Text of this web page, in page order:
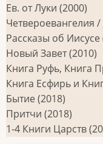
Ев. от Луки (2000)
Четвероевангелия
Рассказы об Иисусе
Новый Завет (2010)
Книга Руфь, Книга
Книга Есфирь и
Бытие (2018)
Притчи (2018)
1-4 Книги Царств